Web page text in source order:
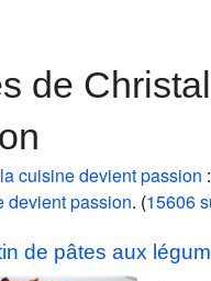
de
cuisine devient passion
devient passion. (15606
de pâtes aux